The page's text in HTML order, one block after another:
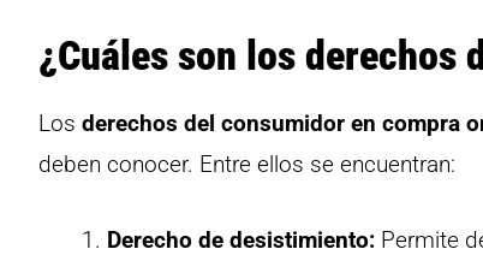
¿Cuáles son los derechos
Los derechos del consumidor en compra
deben conocer. Entre ellos se encuentran:
Derecho de desistimiento: Permite